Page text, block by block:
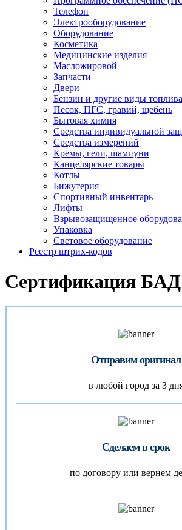
Телефон
Электрооборудование
Оборудование
Косметика
Медицинские изделия
Масложировой
Запчасти
Двери
Бензин и другие виды топлива
Песок, ПГС, гравий, щебень
Бытовая химия
Средства индивидуальной
Средства измерений
Кремы, гели, шампуни
Канцелярские товары
Котлы
Бижутерия
Спортивный инвентарь
Лифты
Взрывозащищенное
Упаковка
Световое оборудование
Реестр штрих-кодов
Сертификация БАД
Отправим оригинал
в любой город за 3
Сделаем в срок
по договору или вернем